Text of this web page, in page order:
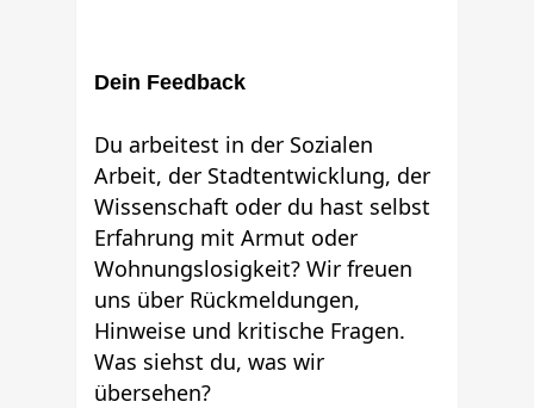
Dein Feedback
Du arbeitest in der Sozialen
Arbeit, der Stadtentwicklung, der
Wissenschaft oder du hast selbst
Erfahrung mit Armut oder
Wohnungslosigkeit? Wir freuen
uns über Rückmeldungen,
Hinweise und kritische Fragen.
Was siehst du, was wir
übersehen?